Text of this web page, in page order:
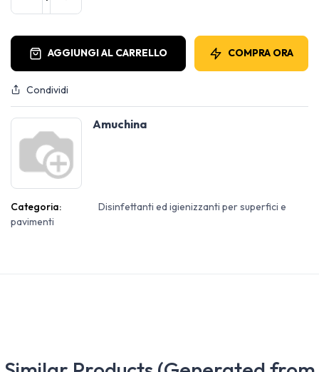
AGGIUNGI AL CARRELLO COMPRA ORA
Condividi
Amuchina
Categoria:
Disinfettanti ed igienizzanti per superfici e
pavimenti